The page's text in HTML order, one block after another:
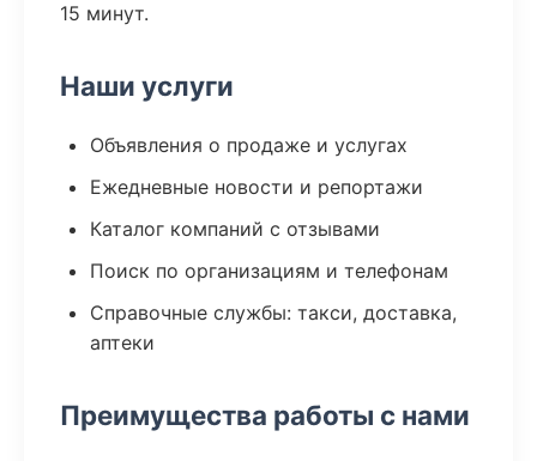
15 минут.
Наши услуги
Объявления о продаже и услугах
Ежедневные новости и репортажи
Каталог компаний с отзывами
Поиск по организациям и телефонам
Справочные службы: такси, доставка,
аптеки
Преимущества работы с нами